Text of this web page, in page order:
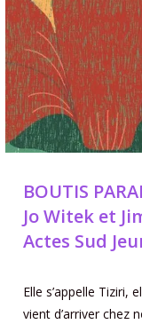
BOUTIS
Jo Witek et
Actes Sud
Elle s’appelle Tiziri,
vient d’arriver chez